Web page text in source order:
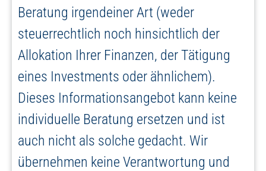
Beratung irgendeiner Art (weder
steuerrechtlich noch hinsichtlich der
Allokation Ihrer Finanzen, der Tätigung
eines Investments oder ähnlichem).
Dieses Informationsangebot kann keine
individuelle Beratung ersetzen und ist
auch nicht als solche gedacht. Wir
übernehmen keine Verantwortung und